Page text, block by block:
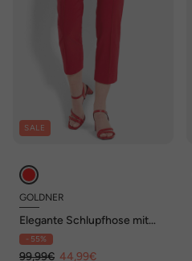
SALE
GOLDNER
Elegante Schlupfhose mit
Biesen
- 55%
99,99€ 44,99€